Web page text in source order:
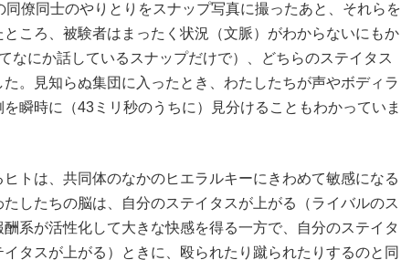
僚同士のやりとりをスナップ写真に撮ったあと、それらを
ころ、被験者はまったく状況（文脈）がわからないにもか
なにか話しているスナップだけで）、どちらのステイタス
。見知らぬ集団に入ったとき、わたしたちが声やボディラ
瞬時に（43ミリ秒のうちに）見分けることもわかっていま
トは、共同体のなかのヒエラルキーにきわめて敏感になる
したちの脳は、自分のステイタスが上がる（ライバルのス
系が活性化して大きな快感を得る一方で、自分のステイタ
タスが上がる）ときに、殴られたり蹴られたりするのと同